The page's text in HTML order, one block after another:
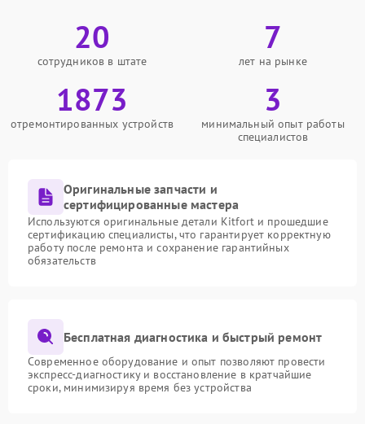
20
сотрудников в штате
7
лет на рынке
1873
отремонтированных устройств
3
минимальный опыт работы
специалистов
Оригинальные запчасти и
сертифицированные мастера
Используются оригинальные детали Kitfort и прошедшие
сертификацию специалисты, что гарантирует корректную
работу после ремонта и сохранение гарантийных
обязательств
Бесплатная диагностика и быстрый ремонт
Современное оборудование и опыт позволяют провести
экспресс-диагностику и восстановление в кратчайшие
сроки, минимизируя время без устройства